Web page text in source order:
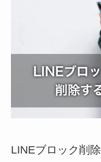
LINEブロック削